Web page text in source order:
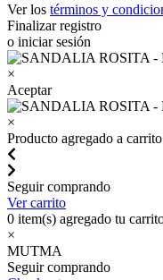
Ver los términos y
Finalizar registro
o iniciar sesión
×
Aceptar
×
Producto agregado a carrito
Seguir comprando
Ver carrito
0 item(s) agregado tu
×
MUTMA
Seguir comprando